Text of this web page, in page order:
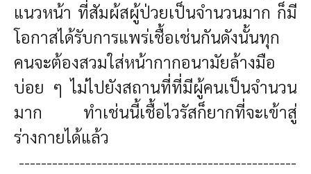
แนวหน้า ที่สัมผ้สผู้ป่วยเป็นจำนวนมาก ก็มี
โอกาสได้รับการแพร่เชื้อเช่นกันดังนั้นทุก
คนจะต้องสวมใส่หน้ากากอนามัยล้างมือ
บ่อย ๆ ไม่ไปยังสถานที่ที่มีผู้คนเป็นจำนวน
มาก ทำเช่นนี้เชื้อไวรัสก็ยากที่จะเข้าสู่
ร่างกายได้แล้ว
--------------------------------------------------